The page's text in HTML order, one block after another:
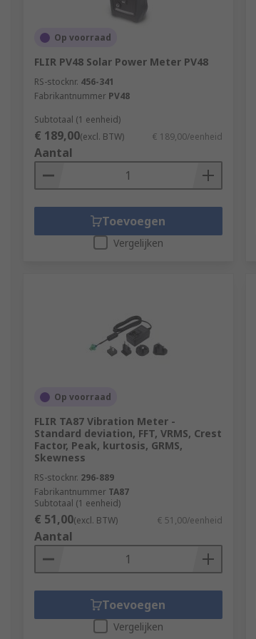
Op voorraad
FLIR PV48 Solar Power Meter PV48
RS-stocknr. 456-341
Fabrikantnummer PV48
Subtotaal (1 eenheid)
€ 189,00(excl. BTW) € 189,00/eenheid
Aantal
Toevoegen
Vergelijken
Op voorraad
FLIR TA87 Vibration Meter -
Standard deviation, FFT, VRMS, Crest
Factor, Peak, kurtosis, GRMS,
Skewness
RS-stocknr. 296-889
Fabrikantnummer TA87
Subtotaal (1 eenheid)
€ 51,00(excl. BTW) € 51,00/eenheid
Aantal
Toevoegen
Vergelijken